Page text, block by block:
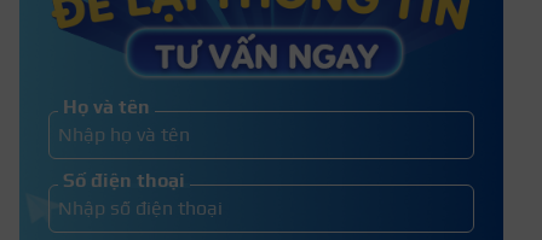
Phun môi pha lê là gì? Có nên phun
môi không? Màu nào đẹp?
Họ và tên
Số điện thoại